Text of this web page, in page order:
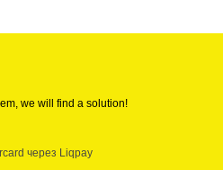
we will find a solution!